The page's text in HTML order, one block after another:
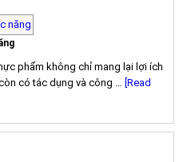
phẩm không chỉ mang lại lợi ích
có tác dụng và công … [Read